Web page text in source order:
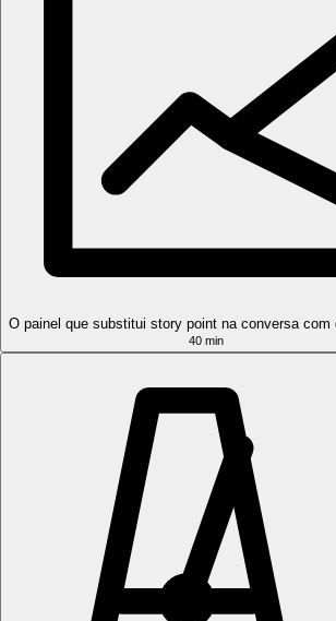
O painel que substitui story point na conversa com
40 min